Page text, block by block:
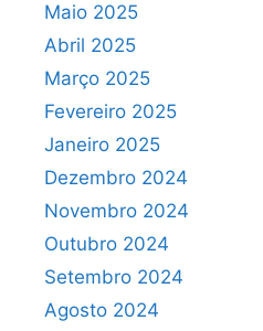
Maio 2025
Abril 2025
Março 2025
Fevereiro 2025
Janeiro 2025
Dezembro 2024
Novembro 2024
Outubro 2024
Setembro 2024
Agosto 2024